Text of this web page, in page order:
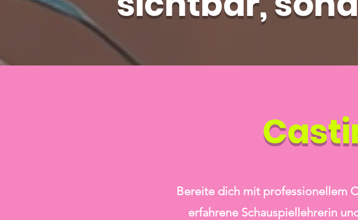
Bereite dich mit professionellem
erfahrene Schauspiellehrerin